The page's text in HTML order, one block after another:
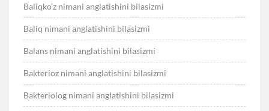
Baliqko’z nimani anglatishini bilasizmi
Baliq nimani anglatishini bilasizmi
Balans nimani anglatishini bilasizmi
Bakterioz nimani anglatishini bilasizmi
Bakteriolog nimani anglatishini bilasizmi